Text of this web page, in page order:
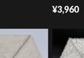
¥3,960